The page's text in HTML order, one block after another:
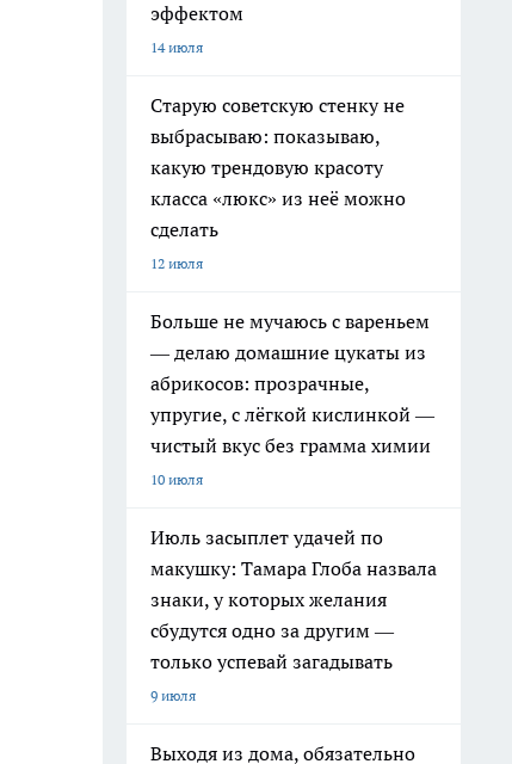
эффектом
14 июля
Старую советскую стенку не
выбрасываю: показываю,
какую трендовую красоту
класса «люкс» из неё можно
сделать
12 июля
Больше не мучаюсь с вареньем
— делаю домашние цукаты из
абрикосов: прозрачные,
упругие, с лёгкой кислинкой —
чистый вкус без грамма химии
10 июля
Июль засыплет удачей по
макушку: Тамара Глоба назвала
знаки, у которых желания
сбудутся одно за другим —
только успевай загадывать
9 июля
Выходя из дома, обязательно